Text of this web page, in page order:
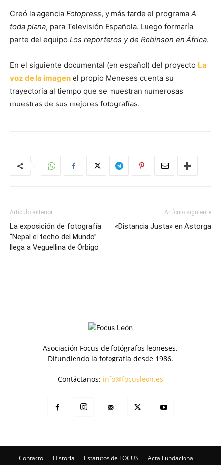
Creó la agencia Fotopress, y más tarde el programa A
toda plana, para Televisión Española. Luego formaría
parte del equipo Los reporteros y de Robinson en África.
En el siguiente documental (en español) del proyecto La
voz de la imagen el propio Meneses cuenta su
trayectoria al tiempo que se muestran numerosas
muestras de sus mejores fotografías.
Artículo anterior
La exposición de fotografía
“Nepal el techo del Mundo”
llega a Veguellina de Órbigo
Artículo siguiente
«Distancia Justa» en Astorga
Asociación Focus de fotógrafos leoneses.
Difundiendo la fotografía desde 1986.
Contáctanos: info@focusleon.es
Contacto Historia Estatutos de FOCUS
Acta Fundacional